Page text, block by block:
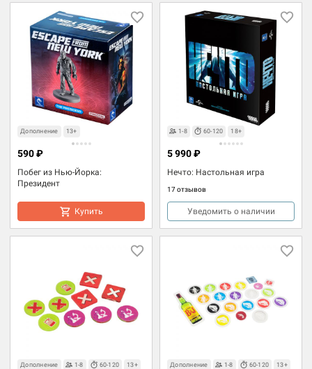
Дополнение 13+
Побег из Нью-Йорка:
Президент
590 ₽
Купить
1-8 60-120 18+
Нечто: Настольная игра
17 отзывов
5 990 ₽
Уведомить о наличии
Дополнение 1-8 60-120 13+ Дополнение 1-8 60-120 13+